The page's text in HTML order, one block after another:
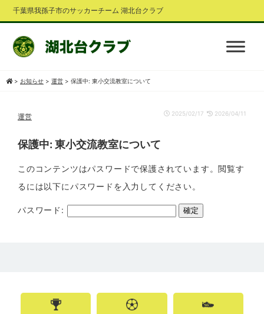
千葉県我孫子市のサッカーチーム 湖北台クラブ
> お知らせ > 運営 > 保護中: 東小交流教室について
運営 2025/02/17 2026/04/11
保護中: 東小交流教室について
このコンテンツはパスワードで保護されています。閲覧す
るには以下にパスワードを入力してください。
パスワード: